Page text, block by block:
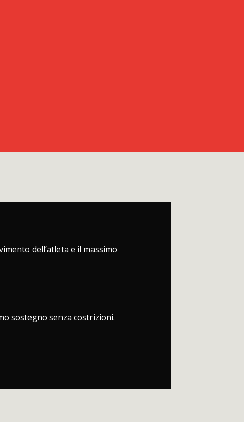
dell’atleta e il massimo
sostegno senza costrizioni.